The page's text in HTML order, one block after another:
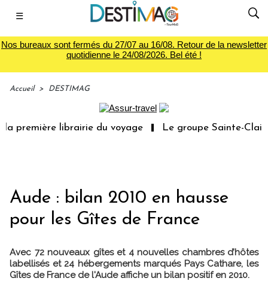
☰
Nos bureaux sont fermés du 27/07 au 16/08. Retour de la newsletter
quotidienne le 24/08/2026. Bel été !
Accueil > DESTIMAG
première librairie du voyage Le groupe Sainte-Claire
Aude : bilan 2010 en hausse
pour les Gîtes de France
Avec 72 nouveaux gîtes et 4 nouvelles chambres d’hôtes
labellisés et 24 hébergements marqués Pays Cathare, les
Gîtes de France de l'Aude affiche un bilan positif en 2010.